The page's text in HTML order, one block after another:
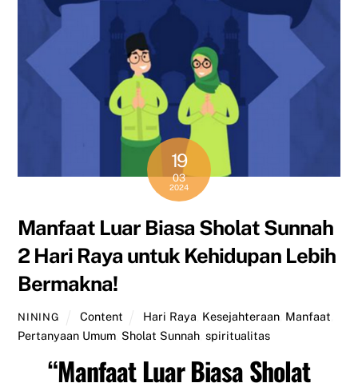
19
03
2024
Manfaat Luar Biasa Sholat Sunnah
2 Hari Raya untuk Kehidupan Lebih
Bermakna!
NINING Content Hari Raya Kesejahteraan Manfaat
Pertanyaan Umum Sholat Sunnah ,spiritualitas
“Manfaat Luar Biasa Sholat